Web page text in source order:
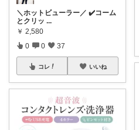
＼ホットビューラー／ ✔️コーム
とクリッ ...
￥ 2,580
0 0 37
コレ いいね